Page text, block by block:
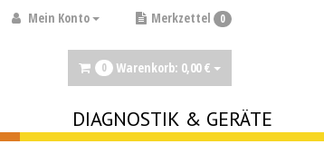
Merkzettel 0
Mein Konto
0 Warenkorb: 0,00 €
DIAGNOSTIK & GERÄTE